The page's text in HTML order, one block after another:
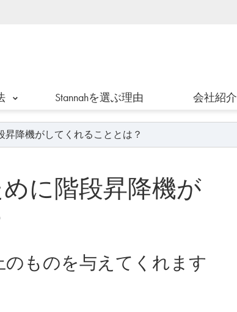
Stannahを選ぶ理由 会社紹介
降機がしてくれることとは？
に階段昇降機が
ものを与えてくれます